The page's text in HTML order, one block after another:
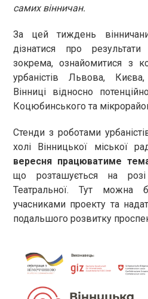
самих вінничан.
За цей тиждень
дізнатися про
зокрема, ознайомитися з
урбаністів Львова,
Вінниці відносно
Коцюбинського та
Стенди з роботами
холі Вінницької міської
вересня працюватиме
що розташується на
Театральної. Тут можна
учасниками проекту та
подальшого розвитку